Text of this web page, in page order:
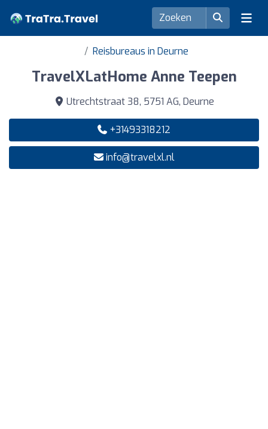
Reisbureaus in Deurne
TravelXLatHome Anne Teepen
Utrechtstraat 38, 5751 AG, Deurne
+31493318212
info@travelxl.nl